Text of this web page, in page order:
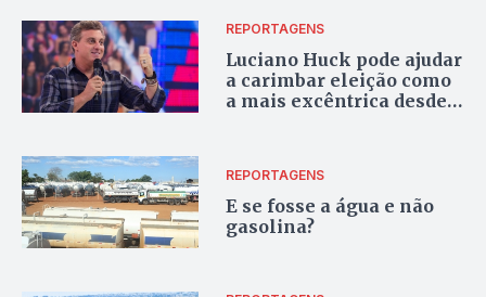
REPORTAGENS
Luciano Huck pode ajudar
a carimbar eleição como
a mais excêntrica desde
REPORTAGENS
E se fosse a água e não
gasolina?